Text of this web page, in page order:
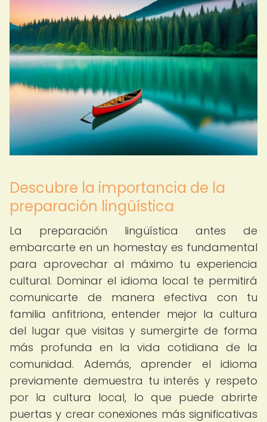
Descubre la importancia de la
preparación lingüística
La preparación lingüística antes de
embarcarte en un homestay es fundamental
para aprovechar al máximo tu experiencia
cultural. Dominar el idioma local te permitirá
comunicarte de manera efectiva con tu
familia anfitriona, entender mejor la cultura
del lugar que visitas y sumergirte de forma
más profunda en la vida cotidiana de la
comunidad. Además, aprender el idioma
previamente demuestra tu interés y respeto
por la cultura local, lo que puede abrirte
puertas y crear conexiones más significativas